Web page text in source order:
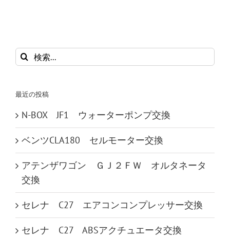
検
索
最近の投稿
N-BOX JF1 ウォーターポンプ交換
ベンツCLA180 セルモーター交換
アテンザワゴン ＧＪ２ＦＷ オルタネータ
交換
セレナ C27 エアコンコンプレッサー交換
セレナ C27 ABSアクチュエータ交換